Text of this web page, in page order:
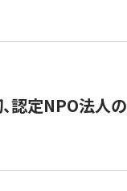
認定NPO法人